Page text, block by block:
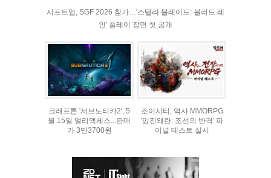
시프트업, SGF 2026 참가…'스텔라 블레이드: 블러드 레
인' 플레이 장면 첫 공개
크래프톤 '서브노티카2', 5
월 15일 얼리액세스...판매
가 3만3700원
조이시티, 역사 MMORPG
'임진왜란: 조선의 반격' 파
이널 테스트 실시